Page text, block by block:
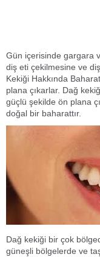
Gün içerisinde gargara
diş eti çekilmesine ve
Kekiği Hakkında
plana çıkarlar. Dağ
güçlü şekilde ön plana
doğal bir baharattır.
Dağ kekiği bir çok
güneşli bölgelerde ve